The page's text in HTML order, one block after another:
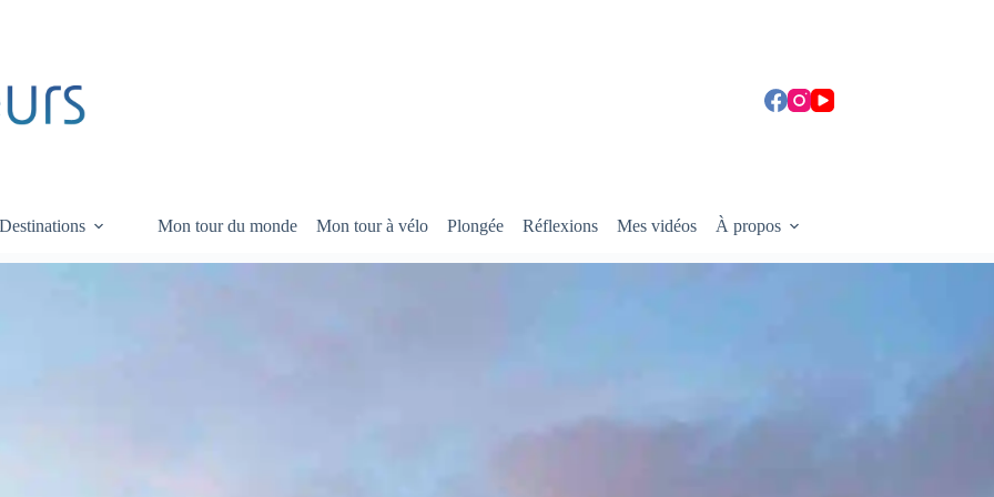
Destinations Mon tour du monde Mon tour à vélo Plongée Réflexions Mes vidéos À propos